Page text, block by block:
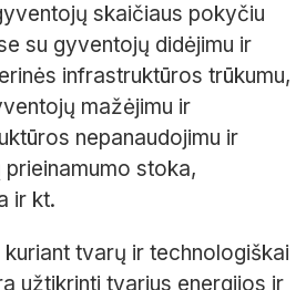
skaičiaus pokyčiu
su gyventojų didėjimu ir
infrastruktūros trūkumu,
mažėjimu ir
nepanaudojimu ir
stoka,
ir kt.
tvarų ir technologiškai
užtikrinti tvarius energijos ir